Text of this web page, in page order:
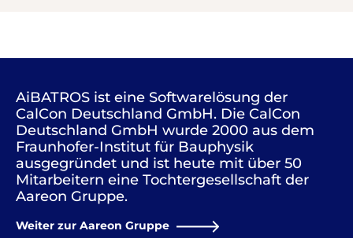
AiBATROS ist eine Softwarelösung der
CalCon Deutschland GmbH. Die CalCon
Deutschland GmbH wurde 2000 aus dem
Fraunhofer-Institut für Bauphysik
ausgegründet und ist heute mit über 50
Mitarbeitern eine Tochtergesellschaft der
Aareon Gruppe.
Weiter zur Aareon Gruppe